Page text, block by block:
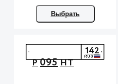
Выбрать
Р095НТ
142